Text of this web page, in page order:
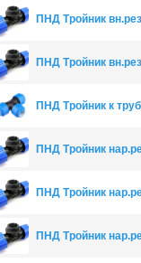
ПНД Тройник
ПНД Тройник
ПНД Тройник к
ПНД Тройник
ПНД Тройник
ПНД Тройник